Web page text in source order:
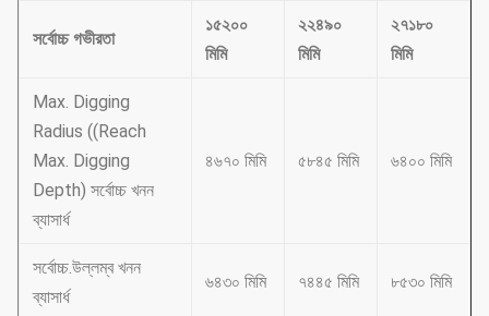
সর্বোচ্চ গভীরতা
১৫২০০
মিমি
২২৪৯০
মিমি
২৭১৮০
মিমি
Max. Digging
Radius ((Reach
Max. Digging
Depth) সর্বোচ্চ খনন
ব্যাসার্ধ
৪৬৭০ মিমি ৫৮৪৫ মিমি ৬৪০০ মিমি
সর্বোচ্চ.উল্লম্ব খনন
ব্যাসার্ধ
৬৪৩০ মিমি ৭৪৪৫ মিমি ৮৫৩০ মিমি